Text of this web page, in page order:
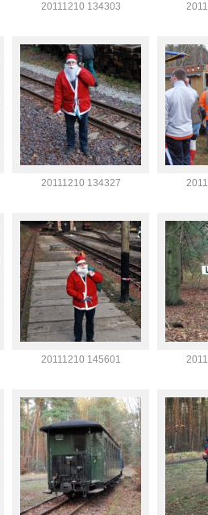
20111210 134303
20111210 134327
20111210 145601